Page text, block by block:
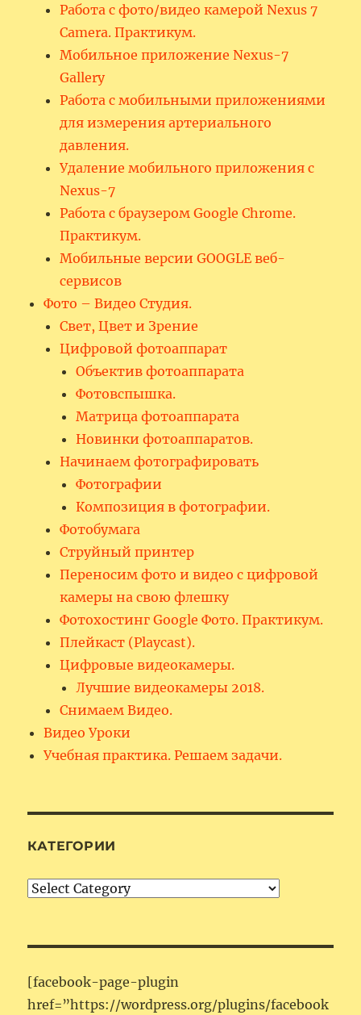
Работа с фото/видео камерой Nexus 7
Camera. Практикум.
Мобильное приложение Nexus-7
Gallery
Работа с мобильными приложениями
для измерения артериального
давления.
Удаление мобильного приложения с
Nexus-7
Работа с браузером Google Chrome.
Практикум.
Мобильные версии GOOGLE веб-
сервисов
Фото – Видео Студия.
Свет, Цвет и Зрение
Цифровой фотоаппарат
Объектив фотоаппарата
Фотовспышка.
Матрица фотоаппарата
Новинки фотоаппаратов.
Начинаем фотографировать
Фотографии
Композиция в фотографии.
Фотобумага
Струйный принтер
Переносим фото и видео с цифровой
камеры на свою флешку
Фотохостинг Google Фото. Практикум.
Плейкаст (Playcast).
Цифровые видеокамеры.
Лучшие видеокамеры 2018.
Снимаем Видео.
Видео Уроки
Учебная практика. Решаем задачи.
КАТЕГОРИИ
Категории
[facebook-page-plugin
href=”https://wordpress.org/plugins/facebook